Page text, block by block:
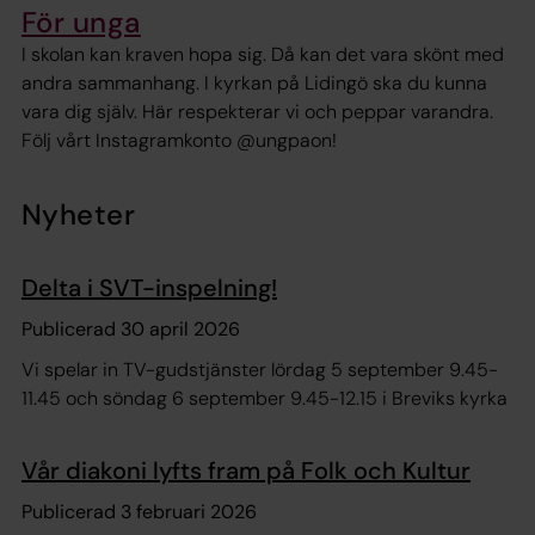
För unga
I skolan kan kraven hopa sig. Då kan det vara skönt med
andra sammanhang. I kyrkan på Lidingö ska du kunna
vara dig själv. Här respekterar vi och peppar varandra.
Följ vårt Instagramkonto @ungpaon!
Nyheter
Delta i SVT-inspelning!
Publicerad 30 april 2026
Vi spelar in TV-gudstjänster lördag 5 september 9.45-
11.45 och söndag 6 september 9.45-12.15 i Breviks kyrka
Vår diakoni lyfts fram på Folk och Kultur
Publicerad 3 februari 2026